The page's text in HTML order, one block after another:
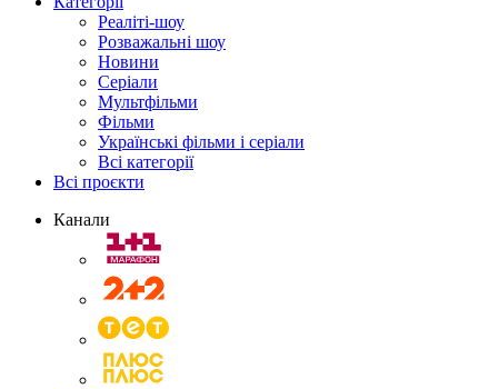
Реаліті-шоу
Розважальні шоу
Новини
Серіали
Мультфільми
Фільми
Українські фільми і серіали
Всі категорії
Всі проєкти
Канали